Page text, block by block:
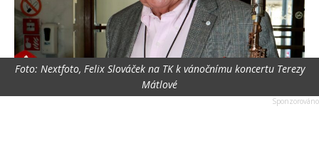
Foto: Nextfoto, Felix Slováček na TK k vánočnímu koncertu Terezy
Mátlové